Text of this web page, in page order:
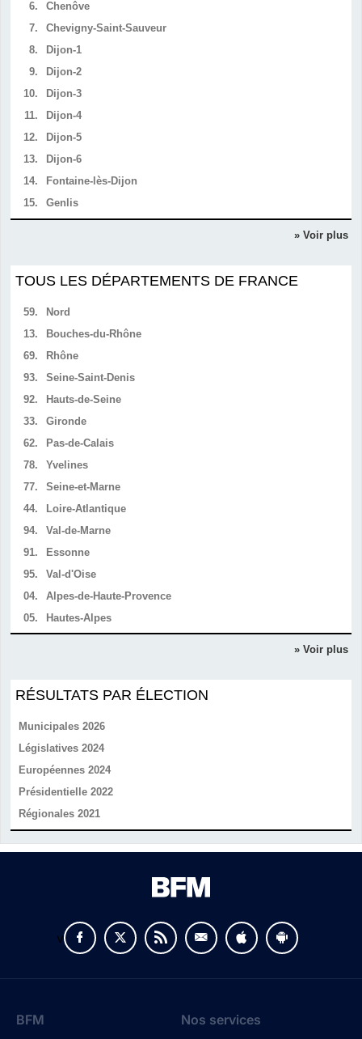
6.
Chenôve
7.
Chevigny-Saint-Sauveur
8.
Dijon-1
9.
Dijon-2
10.
Dijon-3
11.
Dijon-4
12.
Dijon-5
13.
Dijon-6
14.
Fontaine-lès-Dijon
15.
Genlis
» Voir plus
TOUS LES DÉPARTEMENTS DE FRANCE
59.
Nord
13.
Bouches-du-Rhône
69.
Rhône
93.
Seine-Saint-Denis
92.
Hauts-de-Seine
33.
Gironde
62.
Pas-de-Calais
78.
Yvelines
77.
Seine-et-Marne
44.
Loire-Atlantique
94.
Val-de-Marne
91.
Essonne
95.
Val-d'Oise
04.
Alpes-de-Haute-Provence
05.
Hautes-Alpes
» Voir plus
RÉSULTATS PAR ÉLECTION
Municipales 2026
Législatives 2024
Européennes 2024
Présidentielle 2022
Régionales 2021
v
BFM Nos services